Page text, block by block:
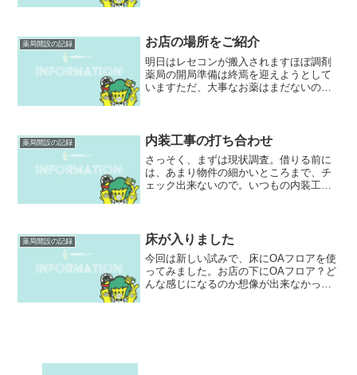
ました！オープンは10月...
薬局開設の記録 お店の場所をご紹介
明日はレセコンが搬入されますほぼ調剤
薬局の開局準備は終焉を迎えようとして
いますただ、大事なお薬はまだないので
ていただきます。4月...
薬局開設の記録 内装工事の打ち合わせ
さっそく、まずは現状調査。借りる前に
は、あまり物件の細かいところまで、チ
ェック出来ないので。いつもの内装工事
にあったりして。まだ何に...
薬局開設の記録 床が入りました
今回は新しい試みで、床にOAフロアを使
ってみました。お店の下にOAフロア？ど
んな感じになるのか想像が出来なかった